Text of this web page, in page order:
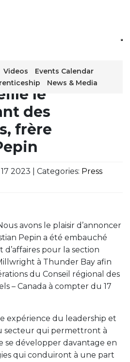
Videos
Events Calendar
News & Media
le
des
frère
2023 | Categories: Press
avons le plaisir d’annoncer
Pepin a été embauché
pour la section
Millwright à Thunder Bay afin
du Conseil régional des
– Canada à compter du 17
expérience du leadership et
secteur qui permettront à
se développer davantage en
qui conduiront à une part